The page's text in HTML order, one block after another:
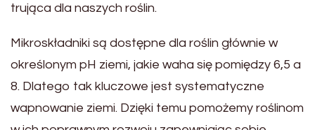
trująca dla naszych roślin.
Mikroskładniki są dostępne dla roślin głównie w
określonym pH ziemi, jakie waha się pomiędzy 6,5 a
8. Dlatego tak kluczowe jest systematyczne
wapnowanie ziemi. Dzięki temu pomożemy roślinom